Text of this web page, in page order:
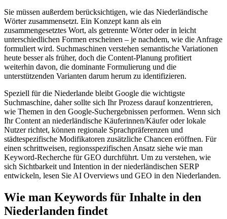
Sie müssen außerdem berücksichtigen, wie das Niederländische
Wörter zusammensetzt. Ein Konzept kann als ein
zusammengesetztes Wort, als getrennte Wörter oder in leicht
unterschiedlichen Formen erscheinen – je nachdem, wie die Anfrage
formuliert wird. Suchmaschinen verstehen semantische Variationen
heute besser als früher, doch die Content-Planung profitiert
weiterhin davon, die dominante Formulierung und die
unterstützenden Varianten darum herum zu identifizieren.
Speziell für die Niederlande bleibt Google die wichtigste
Suchmaschine, daher sollte sich Ihr Prozess darauf konzentrieren,
wie Themen in den Google-Suchergebnissen performen. Wenn sich
Ihr Content an niederländische Käuferinnen/Käufer oder lokale
Nutzer richtet, können regionale Sprachpräferenzen und
städtespezifische Modifikatoren zusätzliche Chancen eröffnen. Für
einen schrittweisen, regionsspezifischen Ansatz siehe wie man
Keyword-Recherche für GEO durchführt. Um zu verstehen, wie
sich Sichtbarkeit und Intention in der niederländischen SERP
entwickeln, lesen Sie AI Overviews und GEO in den Niederlanden.
Wie man Keywords für Inhalte in den
Niederlanden findet